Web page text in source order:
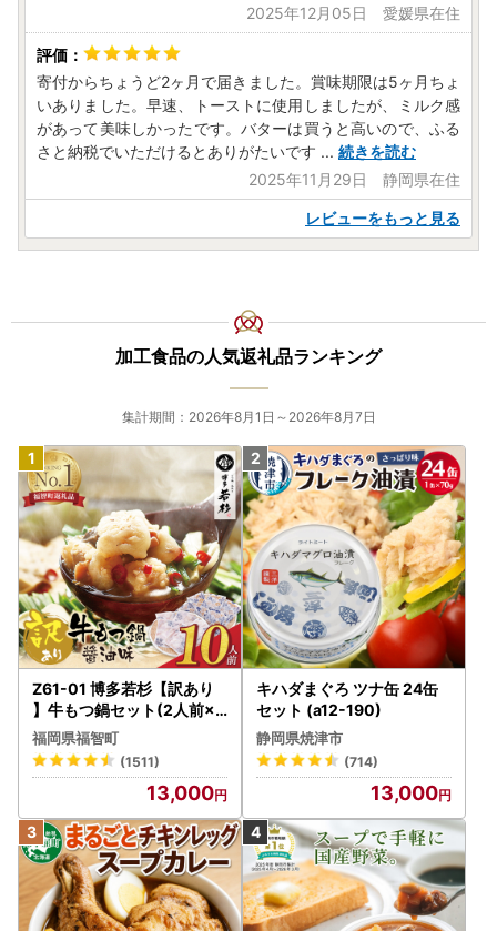
2025年12月05日 愛媛県在住
寄付からちょうど2ヶ月で届きました。賞味期限は5ヶ月ちょ
いありました。早速、トーストに使用しましたが、ミルク感
があって美味しかったです。バターは買うと高いので、ふる
さと納税でいただけるとありがたいです ... 続きを読む
2025年11月29日 静岡県在住
レビューをもっと見る
加工食品の人気返礼品ランキング
集計期間：2026年8月1日～2026年8月7日
Z61-01 博多若杉【訳あり
】牛もつ鍋セット(2人前×5
) 10人前 もつ鍋
福岡県福智町
(1511)
13,000
キハダまぐろ ツナ缶 24缶
セット (a12-190)
静岡県焼津市
(714)
13,000